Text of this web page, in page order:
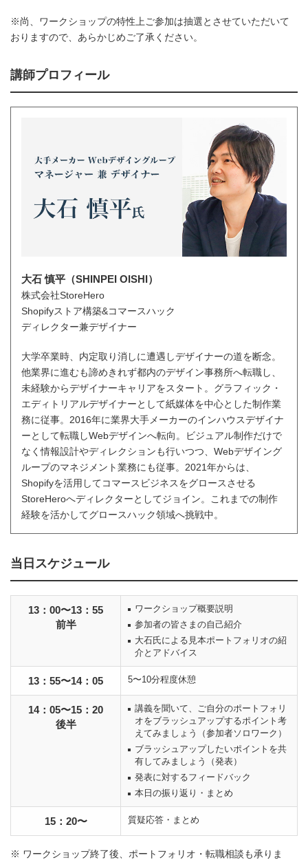
※尚、ワークショップの特性上ご参加は抽選とさせていただいて
おりますので、あらかじめご了承ください。
講師プロフィール
大石 慎平（SHINPEI OISHI）
株式会社StoreHero
Shopifyストア構築&コマースハック
ディレクター兼デザイナー
大学卒業時、内定取り消しに遭遇しデザイナーの道を断念。
他業界に進むも諦めきれず都内のデザイン事務所へ転職し、
未経験からデザイナーキャリアをスタート。グラフィック・
エディトリアルデザイナーとして紙媒体を中心とした制作業
務に従事。2016年に業界大手メーカーのインハウスデザイナ
ーとして転職しWebデザインへ転向。ビジュアル制作だけで
なく情報設計やディレクションも行いつつ、Webデザイング
ループのマネジメント業務にも従事。2021年からは、
Shopifyを活用してコマースビジネスをグロースさせる
StoreHeroへディレクターとしてジョイン。これまでの制作
経験を活かしてグロースハック領域へ挑戦中。
当日スケジュール
13：00〜13：55
前半
ワークショップ概要説明
参加者の皆さまの自己紹介
大石氏による見本ポートフォリオの紹
介とアドバイス
13：55〜14：05 5〜10分程度休憩
14：05〜15：20
後半
講義を聞いて、ご自分のポートフォリ
オをブラッシュアップするポイント考
えてみましょう（参加者ソロワーク）
ブラッシュアップしたいポイントを共
有してみましょう（発表）
発表に対するフィードバック
本日の振り返り・まとめ
15：20〜 質疑応答・まとめ
※ ワークショップ終了後、ポートフォリオ・転職相談も承りま